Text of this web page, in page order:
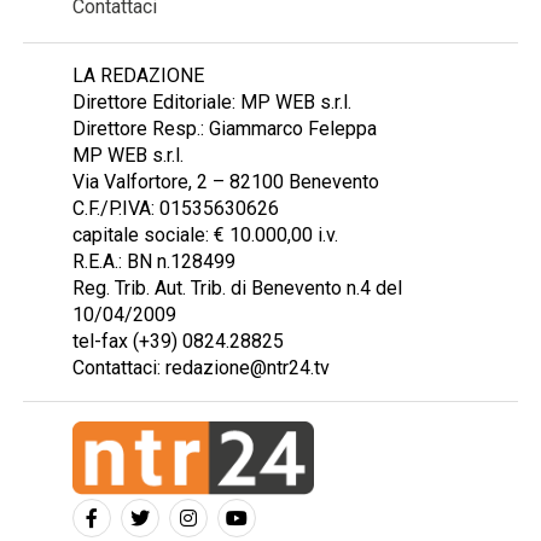
Contattaci
LA REDAZIONE
Direttore Editoriale: MP WEB s.r.l.
Direttore Resp.: Giammarco Feleppa
MP WEB s.r.l.
Via Valfortore, 2 – 82100 Benevento
C.F./P.IVA: 01535630626
capitale sociale: € 10.000,00 i.v.
R.E.A.: BN n.128499
Reg. Trib. Aut. Trib. di Benevento n.4 del
10/04/2009
tel-fax (+39) 0824.28825
Contattaci: redazione@ntr24.tv